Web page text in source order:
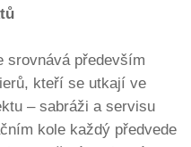
srovnává především
kteří se utkají ve
– sabráži a servisu
kole každý předvede